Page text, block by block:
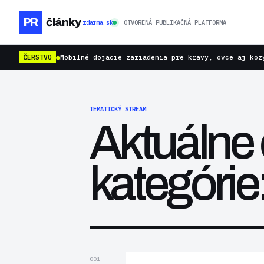
PR články zdarma.sk OTVORENÁ PUBLIKAČNÁ PLATFORMA
ČERSTVO ●Mobilné dojacie zariadenia pre kravy, ovce aj
TEMATICKÝ STREAM
Aktuálne
001